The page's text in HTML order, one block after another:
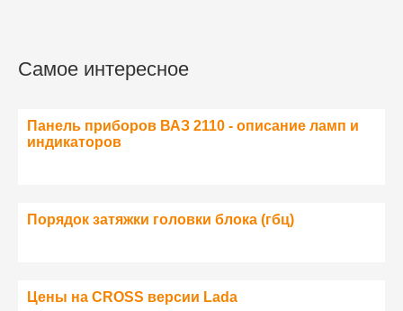
Самое интересное
Панель приборов ВАЗ 2110 - описание ламп и
индикаторов
Порядок затяжки головки блока (гбц)
Цены на CROSS версии Lada